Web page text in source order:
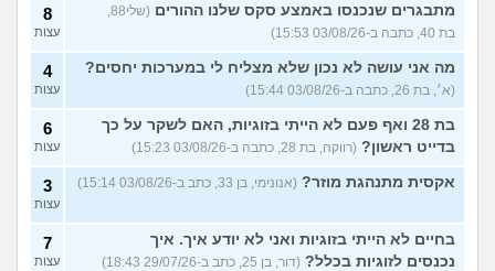
מתבגרים שנכנסו באמצע סקס שלנו ההורים
(שלי88,
בת 40, כתבה ב-03/08/26 15:53)
8
עצות
מה אני עושה לא נכון שלא מצליח לי במערכות יחסים?
(א׳, בת 26, כתבה ב-03/08/26 15:44)
4
עצות
בת 28 ואף פעם לא הייתי בזוגיות, האם לשקר על כך
בדייט ראשון? (רווקה, בת 28, כתבה ב-03/08/26 15:23)
6
עצות
אקסית מתנהגת מוזר? (אנונימי, בן 33, כתב ב-03/08/26 15:14) 3
עצות
בחיים לא הייתי בזוגיות ואני לא יודע איך. איך
נכנסים לזוגיות בכלל? (דור, בן 25, כתב ב-29/07/26 18:43)
7
עצות